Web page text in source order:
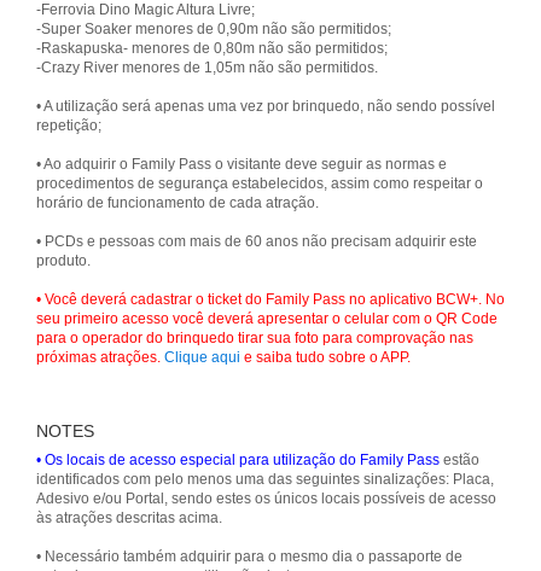
-Ferrovia Dino Magic Altura Livre;
-Super Soaker menores de 0,90m não são permitidos;
-Raskapuska- menores de 0,80m não são permitidos;
-Crazy River menores de 1,05m não são permitidos.
• A utilização será apenas uma vez por brinquedo, não sendo possível
repetição;
• Ao adquirir o Family Pass o visitante deve seguir as normas e
procedimentos de segurança estabelecidos, assim como respeitar o
horário de funcionamento de cada atração.
• PCDs e pessoas com mais de 60 anos não precisam adquirir este
produto.
• Você deverá cadastrar o ticket do Family Pass no aplicativo BCW+. No
seu primeiro acesso você deverá apresentar o celular com o QR Code
para o operador do brinquedo tirar sua foto para comprovação nas
próximas atrações. Clique aqui e saiba tudo sobre o APP.
NOTES
• Os locais de acesso especial para utilização do Family Pass estão
identificados com pelo menos uma das seguintes sinalizações: Placa,
Adesivo e/ou Portal, sendo estes os únicos locais possíveis de acesso
às atrações descritas acima.
• Necessário também adquirir para o mesmo dia o passaporte de